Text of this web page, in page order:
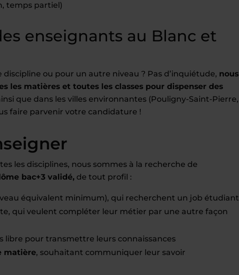
temps partiel)
enseignants au Blanc et
ou pour un autre niveau ? Pas d’inquiétude, nous
les matières et toutes les classes pour dispenser des
que dans les villes environnantes (Pouligny-Saint-Pierre,
faire parvenir votre candidature !
les disciplines, nous sommes à la recherche de
bac+3 validé, de tout profil :
équivalent minimum), qui recherchent un job étudiant
qui veulent compléter leur métier par une autre façon
libre pour transmettre leurs connaissances
matière, souhaitant communiquer leur savoir